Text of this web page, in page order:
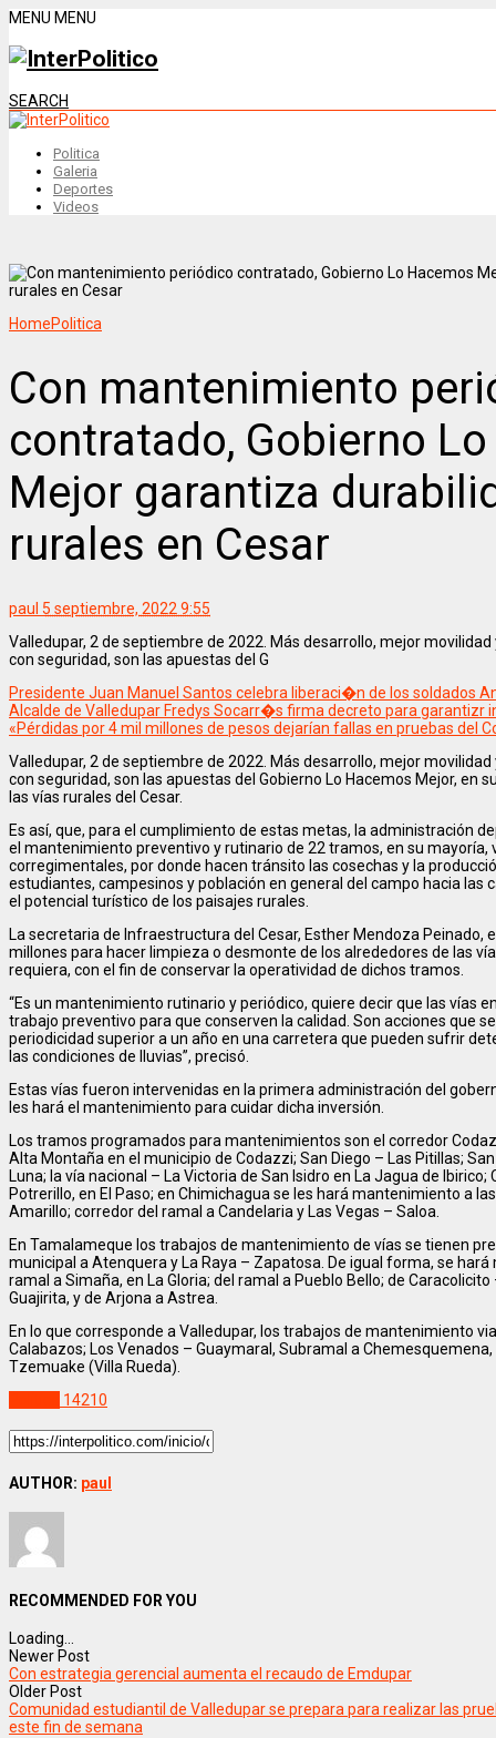
MENU MENU
SEARCH
Politica
Galeria
Deportes
Videos
HomePolitica
Con mantenimiento
contratado, Gobierno
Mejor garantiza
rurales en Cesar
paul 5 septiembre, 2022 9:55
Valledupar, 2 de septiembre de 2022. Más desarrollo, mejor
con seguridad, son las apuestas del G
Presidente Juan Manuel Santos celebra liberaci�n de los soldados
Alcalde de Valledupar Fredys Socarr�s firma decreto para garantizr
«Pérdidas por 4 mil millones de pesos dejarían fallas en pruebas del
Valledupar, 2 de septiembre de 2022. Más desarrollo, mejor
con seguridad, son las apuestas del Gobierno Lo Hacemos Mejor, en
las vías rurales del Cesar.
Es así, que, para el cumplimiento de estas metas, la administración
el mantenimiento preventivo y rutinario de 22 tramos, en su mayoría,
corregimentales, por donde hacen tránsito las cosechas y la
estudiantes, campesinos y población en general del campo hacia las
el potencial turístico de los paisajes rurales.
La secretaria de Infraestructura del Cesar, Esther Mendoza Peinado,
millones para hacer limpieza o desmonte de los alrededores de las
requiera, con el fin de conservar la operatividad de dichos tramos.
“Es un mantenimiento rutinario y periódico, quiere decir que las vías
trabajo preventivo para que conserven la calidad. Son acciones que
periodicidad superior a un año en una carretera que pueden sufrir
las condiciones de lluvias”, precisó.
Estas vías fueron intervenidas en la primera administración del
les hará el mantenimiento para cuidar dicha inversión.
Los tramos programados para mantenimientos son el corredor
Alta Montaña en el municipio de Codazzi; San Diego – Las Pitillas;
Luna; la vía nacional – La Victoria de San Isidro en La Jagua de
Potrerillo, en El Paso; en Chimichagua se les hará mantenimiento a
Amarillo; corredor del ramal a Candelaria y Las Vegas – Saloa.
En Tamalameque los trabajos de mantenimiento de vías se tienen
municipal a Atenquera y La Raya – Zapatosa. De igual forma, se
ramal a Simaña, en La Gloria; del ramal a Pueblo Bello; de
Guajirita, y de Arjona a Astrea.
En lo que corresponde a Valledupar, los trabajos de mantenimiento
Calabazos; Los Venados – Guaymaral, Subramal a
Tzemuake (Villa Rueda).
14210
AUTHOR: paul
RECOMMENDED FOR YOU
Loading...
Newer Post
Con estrategia gerencial aumenta el recaudo de Emdupar
Older Post
Comunidad estudiantil de Valledupar se prepara para realizar las
este fin de semana